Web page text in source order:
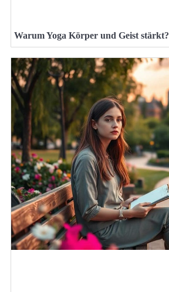
Warum Yoga Körper und Geist stärkt?